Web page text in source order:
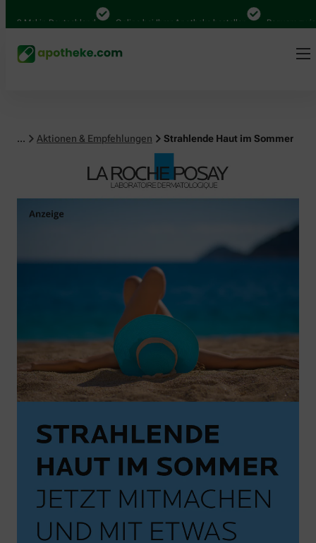
in Deutschland Online bei Ihrer Apotheke bestellen Bequem zwischen
... Aktionen & Empfehlungen Strahlende Haut im Sommer